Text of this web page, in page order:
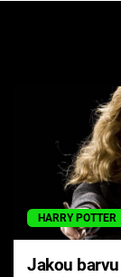
HARRY POTTER
Jakou